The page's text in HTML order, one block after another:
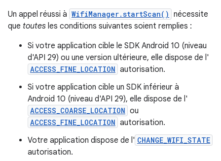
Un appel réussi à WifiManager.startScan() nécessite
que toutes les conditions suivantes soient remplies :
Si votre application cible le SDK Android 10 (niveau
d'API 29) ou une version ultérieure, elle dispose de l'
ACCESS_FINE_LOCATION autorisation.
Si votre application cible un SDK inférieur à
Android 10 (niveau d'API 29), elle dispose de l'
ACCESS_COARSE_LOCATION ou
ACCESS_FINE_LOCATION autorisation.
Votre application dispose de l' CHANGE_WIFI_STATE
autorisation.